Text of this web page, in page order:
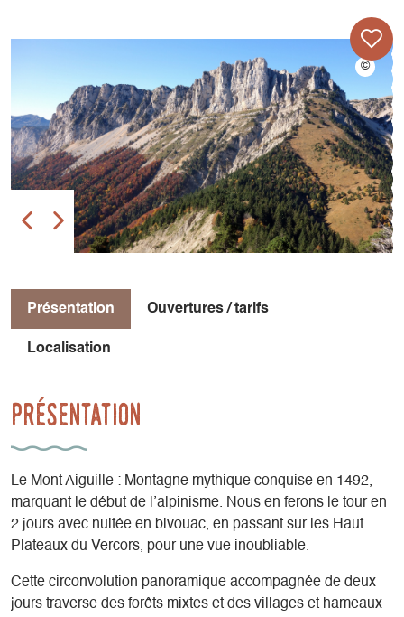
Présentation Ouvertures / tarifs
Localisation
Présentation
Le Mont Aiguille : Montagne mythique conquise en 1492,
marquant le début de l’alpinisme. Nous en ferons le tour en
2 jours avec nuitée en bivouac, en passant sur les Haut
Plateaux du Vercors, pour une vue inoubliable.
Cette circonvolution panoramique accompagnée de deux
jours traverse des forêts mixtes et des villages et hameaux